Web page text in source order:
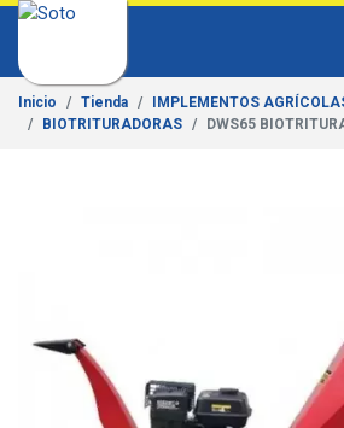
Inicio Tienda
IMPLEMENTOS
BIOTRITURADORAS
DWS65